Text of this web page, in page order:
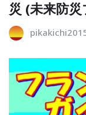
災 (未来防